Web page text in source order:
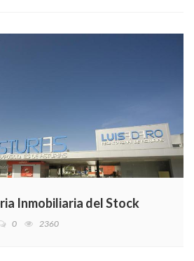
Inmobiliaria del Stock
0 2360